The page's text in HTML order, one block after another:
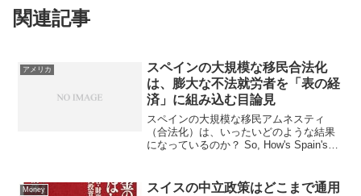
関連記事
アメリカ
スペインの大規模な移民合法化
は、膨大な不法就労者を「表の経
済」に組み込む目論見
スペインの大規模な移民アムネスティ
（合法化）は、いったいどのような結果
になっているのか？ So, How's Spain's
政権が20...
Money
スイスの中立政策はどこまで通用